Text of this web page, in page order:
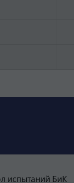
испытаний БиК